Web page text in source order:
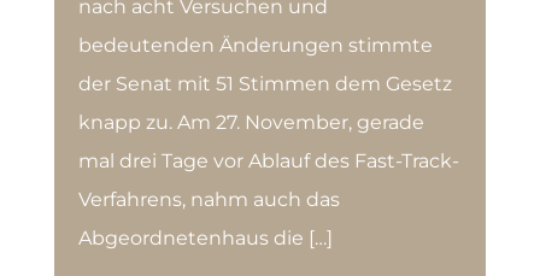
nach acht Versuchen und
bedeutenden Änderungen stimmte
der Senat mit 51 Stimmen dem Gesetz
knapp zu. Am 27. November, gerade
mal drei Tage vor Ablauf des Fast-Track-
Verfahrens, nahm auch das
Abgeordnetenhaus die […]